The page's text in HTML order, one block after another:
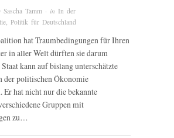
Sascha Tamm · in In der
Politik für Deutschland
hat Traumbedingungen für Ihren
in aller Welt dürften sie darum
kann auf bislang unterschätzte
der politischen Ökonomie
Er hat nicht nur die bekannte
Gruppen mit
zu…